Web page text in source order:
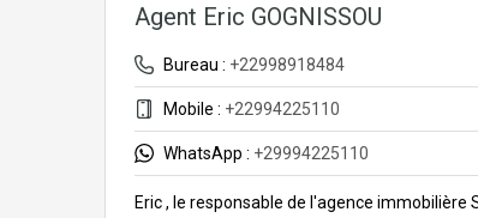
Agent Eric GOGNISSOU
Bureau : +22998918484
Mobile : +22994225110
WhatsApp : +29994225110
Eric , le responsable de l'agence immobilière